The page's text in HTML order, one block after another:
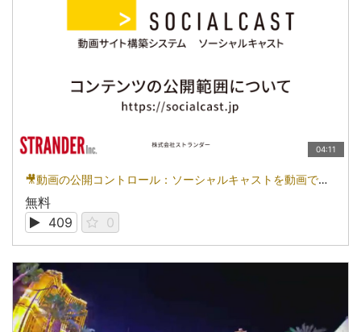
04:11
🎥動画の公開コントロール：ソーシャルキャストを動画で知る
無料
409
0